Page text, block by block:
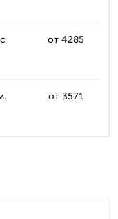
от 4285
от 3571